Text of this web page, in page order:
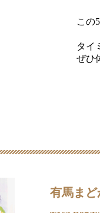
この
タイ
ぜひ
有馬まど